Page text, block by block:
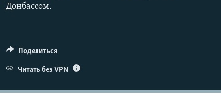
Донбассом.
Поделиться
Читать без VPN